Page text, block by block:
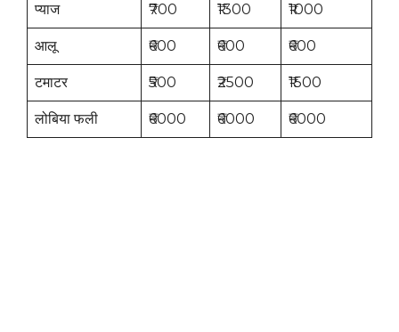
प्याज ₹700 ₹1300 ₹1000
आलू ₹600 ₹600 ₹600
टमाटर ₹500 ₹2500 ₹1500
लोबिया फली ₹6000 ₹6000 ₹6000